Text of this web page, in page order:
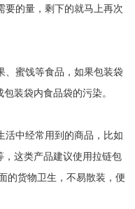
要的量，剩下的就马上再次
、蜜饯等食品，如果包装袋
装袋内食品袋的污染。
活中经常用到的商品，比如
这类产品建议使用拉链包
的货物卫生，不易散装，便